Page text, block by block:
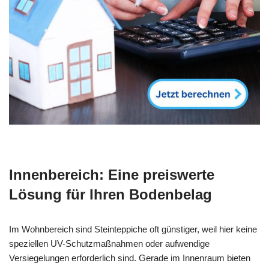
Innenbereich: Eine preiswerte
Lösung für Ihren Bodenbelag
Im Wohnbereich sind Steinteppiche oft günstiger, weil hier keine
speziellen UV-Schutzmaßnahmen oder aufwendige
Versiegelungen erforderlich sind. Gerade im Innenraum bieten